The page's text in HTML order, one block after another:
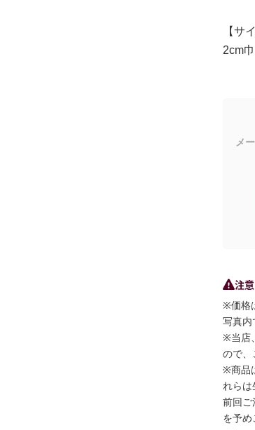
【サ
2cm巾
メ
注意
※価格
写真内
※当店
ので、
※商品
れらは
前回ご
を予